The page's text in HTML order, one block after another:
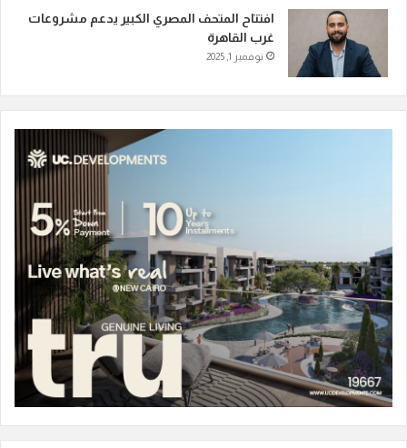
افتتاح المتحف المصري الكبير يدعم مشروعات
غرب القاهرة
نوفمبر 1, 2025